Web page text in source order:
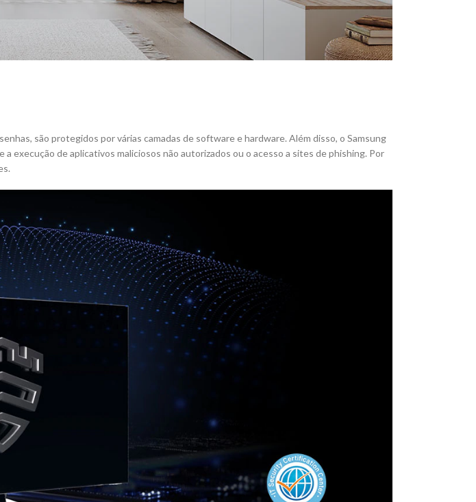
são protegidos por várias camadas de software e hardware. Além disso, o Samsung
de aplicativos maliciosos não autorizados ou o acesso a sites de phishing. Por